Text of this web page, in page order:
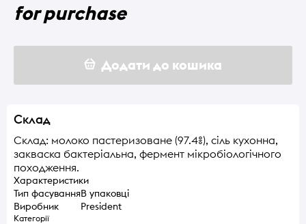
for purchase
Додати до кошика
Склад
Склад: молоко пастеризоване (97.4%), сіль кухонна,
закваска бактеріальна, фермент мікробіологічного
походження.
Характеристики
Тип фасуванняВ упаковці
Виробник
President
Категорії